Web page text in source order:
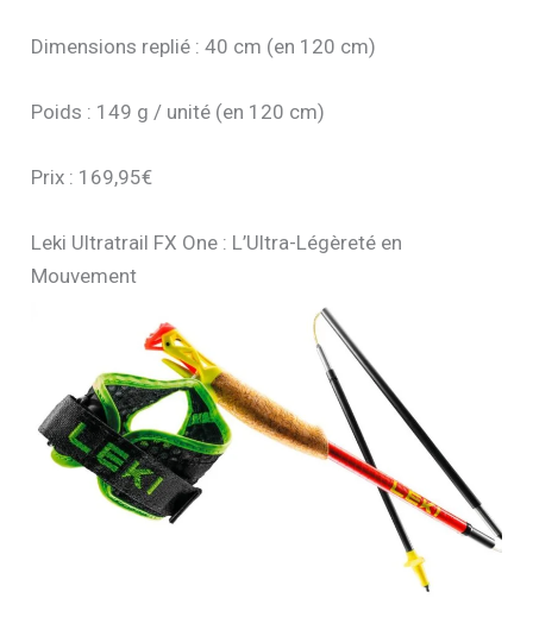
Dimensions replié : 40 cm (en 120 cm)
Poids : 149 g / unité (en 120 cm)
Prix : 169,95€
Leki Ultratrail FX One : L’Ultra-Légèreté en
Mouvement